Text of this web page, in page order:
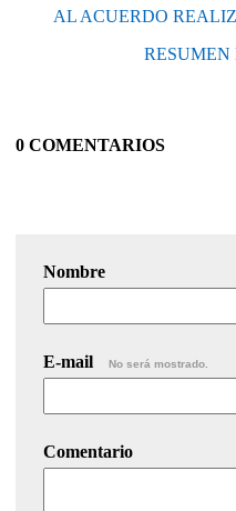
AL ACUERDO
RESUMEN
0 COMENTARIOS
Nombre
E-mail No será mostrado.
Comentario